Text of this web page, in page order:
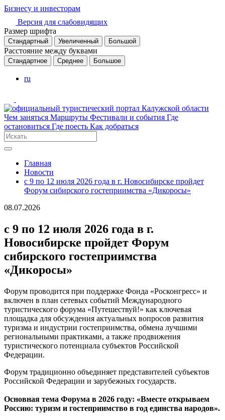
Бизнесу и инвесторам
Версия для слабовидящих
Размер шрифта
Стандартный Увеличенный Большой
Расстояние между буквами
Стандартное Среднее Большое
ru
Чем заняться Маршруты Фестивали и события Где
остановиться Где поесть Как добраться
Главная
Новости
с 9 по 12 июля 2026 года в г. Новосибирске пройдет
Форум сибирского гостеприимства «Дикоросы»
08.07.2026
с 9 по 12 июля 2026 года в г.
Новосибирске пройдет Форум
сибирского гостеприимства
«Дикоросы»
Форум проводится при поддержке Фонда «Росконгресс» и
включен в план сетевых событий Международного
туристического форума «Путешествуй!» как ключевая
площадка для обсуждения актуальных вопросов развития
туризма и индустрии гостеприимства, обмена лучшими
региональными практиками, а также продвижения
туристического потенциала субъектов Российской
Федерации.
Форум традиционно объединяет представителей субъектов
Российской Федерации и зарубежных государств.
Основная тема Форума в 2026 году: «Вместе открываем
Россию: туризм и гостеприимство в год единства народов».